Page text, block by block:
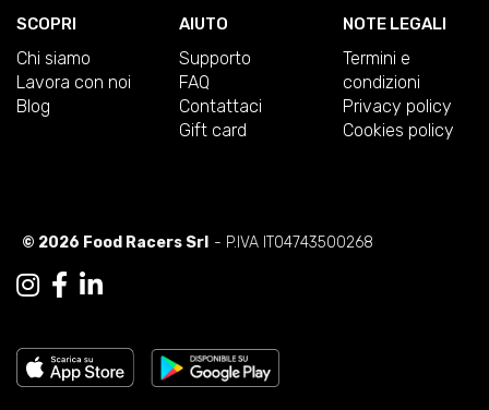
SCOPRI
Chi siamo
Lavora con noi
Blog
AIUTO
Supporto
FAQ
Contattaci
Gift card
NOTE LEGALI
Termini e
condizioni
Privacy policy
Cookies policy
© 2026 Food Racers Srl - P.IVA IT04743500268